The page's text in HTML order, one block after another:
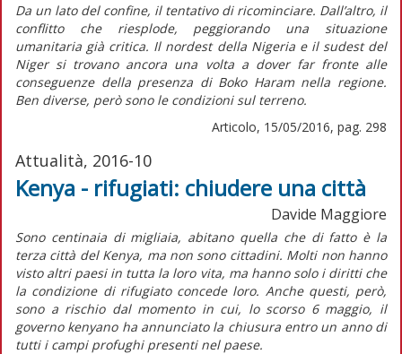
Da un lato del confine, il tentativo di ricominciare. Dall’altro, il
conflitto che riesplode, peggiorando una situazione
umanitaria già critica. Il nordest della Nigeria e il sudest del
Niger si trovano ancora una volta a dover far fronte alle
conseguenze della presenza di Boko Haram nella regione.
Ben diverse, però sono le condizioni sul terreno.
Articolo, 15/05/2016, pag. 298
Attualità, 2016-10
Kenya - rifugiati: chiudere una città
Davide Maggiore
Sono centinaia di migliaia, abitano quella che di fatto è la
terza città del Kenya, ma non sono cittadini. Molti non hanno
visto altri paesi in tutta la loro vita, ma hanno solo i diritti che
la condizione di rifugiato concede loro. Anche questi, però,
sono a rischio dal momento in cui, lo scorso 6 maggio, il
governo kenyano ha annunciato la chiusura entro un anno di
tutti i campi profughi presenti nel paese.